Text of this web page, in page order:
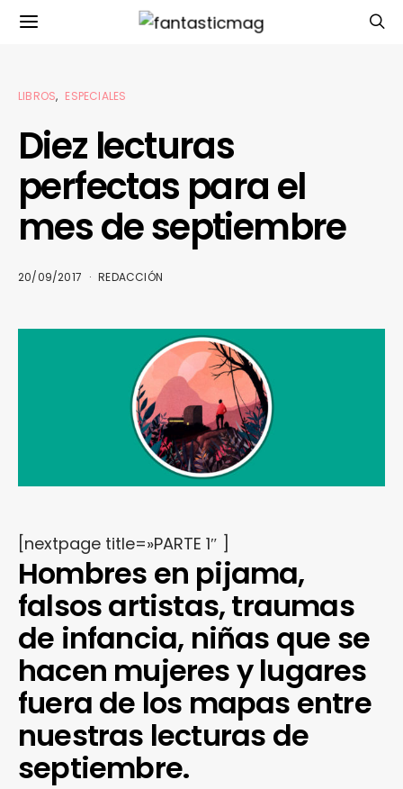
LIBROS ESPECIALES
Diez lecturas
perfectas para el
mes de septiembre
20/09/2017 REDACCIÓN
[nextpage title=»PARTE 1″ ]
Hombres en pijama,
falsos artistas, traumas
de infancia, niñas que se
hacen mujeres y lugares
fuera de los mapas entre
nuestras lecturas de
septiembre.